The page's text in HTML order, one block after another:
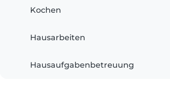
Kochen
Hausarbeiten
Hausaufgabenbetreuung